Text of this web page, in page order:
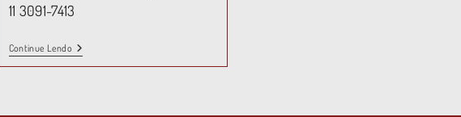
11 3091-7413
Continue Lendo